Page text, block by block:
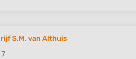
S.M. van Althuis